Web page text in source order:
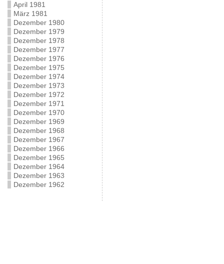
April 1981
März 1981
Dezember 1980
Dezember 1979
Dezember 1978
Dezember 1977
Dezember 1976
Dezember 1975
Dezember 1974
Dezember 1973
Dezember 1972
Dezember 1971
Dezember 1970
Dezember 1969
Dezember 1968
Dezember 1967
Dezember 1966
Dezember 1965
Dezember 1964
Dezember 1963
Dezember 1962